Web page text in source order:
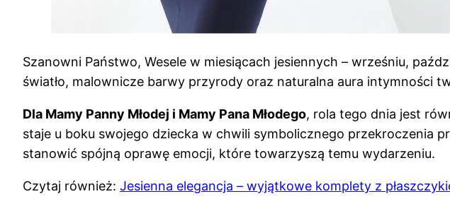
Szanowni Państwo, Wesele w miesiącach jesiennych – wrześniu,
światło, malownicze barwy przyrody oraz naturalna aura intymności
Dla Mamy Panny Młodej i Mamy Pana Młodego, rola tego dnia jest
staje u boku swojego dziecka w chwili symbolicznego przekroczenia
stanowić spójną oprawę emocji, które towarzyszą temu wydarzeniu.
Czytaj również: Jesienna elegancja – wyjątkowe komplety z